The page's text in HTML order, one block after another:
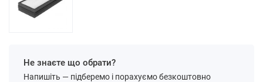
Не знаєте що обрати?
Напишіть — підберемо і порахуємо безкоштовно